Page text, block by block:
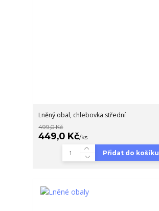
Lněný obal, chlebovka střední
499,0 Kč
449,0 Kč/ks
Přidat do košíku